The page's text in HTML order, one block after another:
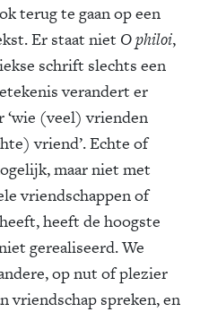
terug te gaan op een
Er staat niet O philoi,
schrift slechts een
verandert er
(veel) vrienden
vriend’. Echte of
maar niet met
vriendschappen of
heeft de hoogste
gerealiseerd. We
op nut of plezier
vriendschap spreken, en